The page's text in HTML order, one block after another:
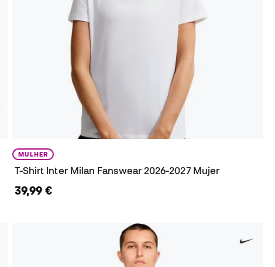
MULHER
T-Shirt Inter Milan Fanswear 2026-2027 Mujer
39,99 €